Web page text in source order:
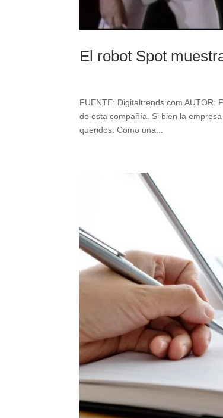
El robot Spot
FUENTE: Digitaltrends.com AUTOR:
de esta compañía. Si bien la
queridos. Como una...